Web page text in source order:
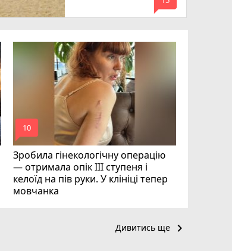
Зробила гінекологічну операцію
— отримала опік ІІІ ступеня і
келоїд на пів руки. У клініці тепер
мовчанка
mode_comment
10
Дивитись ще keyboard_arrow_right